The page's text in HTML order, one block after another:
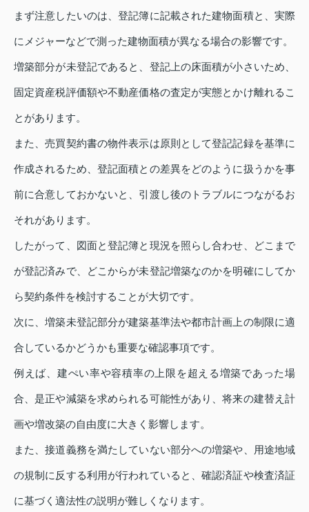
まず注意したいのは、登記簿に記載された建物面積と、実際
にメジャーなどで測った建物面積が異なる場合の影響です。
増築部分が未登記であると、登記上の床面積が小さいため、
固定資産税評価額や不動産価格の査定が実態とかけ離れるこ
とがあります。
また、売買契約書の物件表示は原則として登記記録を基準に
作成されるため、登記面積との差異をどのように扱うかを事
前に合意しておかないと、引渡し後のトラブルにつながるお
それがあります。
したがって、図面と登記簿と現況を照らし合わせ、どこまで
が登記済みで、どこからが未登記増築なのかを明確にしてか
ら契約条件を検討することが大切です。
次に、増築未登記部分が建築基準法や都市計画上の制限に適
合しているかどうかも重要な確認事項です。
例えば、建ぺい率や容積率の上限を超える増築であった場
合、是正や減築を求められる可能性があり、将来の建替え計
画や増改築の自由度に大きく影響します。
また、接道義務を満たしていない部分への増築や、用途地域
の規制に反する利用が行われていると、確認済証や検査済証
に基づく適法性の説明が難しくなります。